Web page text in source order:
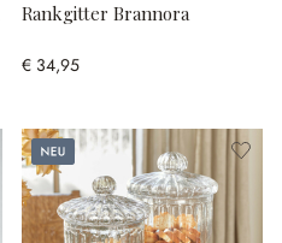
Rankgitter Brannora
€ 34,95
Neu